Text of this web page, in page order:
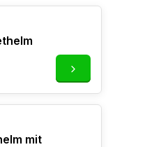
mit